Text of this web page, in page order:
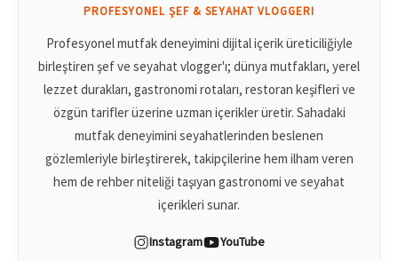
PROFESYONEL ŞEF & SEYAHAT VLOGGERI
Profesyonel mutfak deneyimini dijital içerik üreticiliğiyle
birleştiren şef ve seyahat vlogger'ı; dünya mutfakları, yerel
lezzet durakları, gastronomi rotaları, restoran keşifleri ve
özgün tarifler üzerine uzman içerikler üretir. Sahadaki
mutfak deneyimini seyahatlerinden beslenen
gözlemleriyle birleştirerek, takipçilerine hem ilham veren
hem de rehber niteliği taşıyan gastronomi ve seyahat
içerikleri sunar.
Instagram YouTube